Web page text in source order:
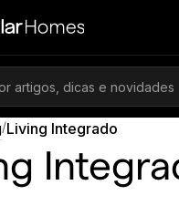
/Living Integrado